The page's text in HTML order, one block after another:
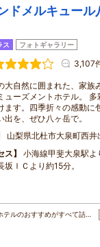
ドメルキュー
ス フォトギャラリー
3,107
大自然に囲まれた、家族
ューズメントホテル。
ます。四季折々の感動に
出を、ぜひ八ヶ岳で。
山梨県北杜市大泉町西
ス
小海線甲斐大泉駅
坂ＩＣより約15分。
テルのおすすめがすべて詰…